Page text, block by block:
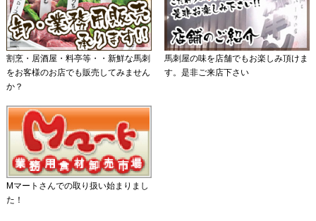
割烹・居酒屋・料亭等・・新鮮な馬刺
をお客様のお店でも販売してみません
か？
馬刺屋の味を店舗でもお楽しみ頂けま
す。是非ご来店下さい
Mマートさんでの取り扱い始まりまし
た！